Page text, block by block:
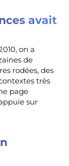
avait
on a
de
rodées, des
très
page
sur